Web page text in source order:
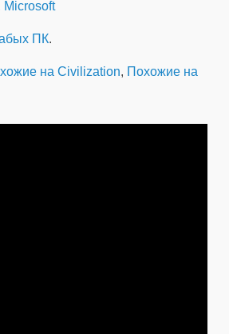
Microsoft
ПК.
на Civilization, Похожие на